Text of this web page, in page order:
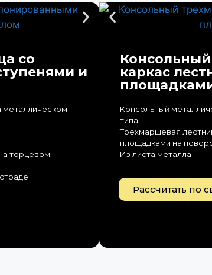
со
и
металлическом
торцевом
каркас
Консольный
типа.
Трехмаршевая
площадками на
Из листа металла
Рассчитать по